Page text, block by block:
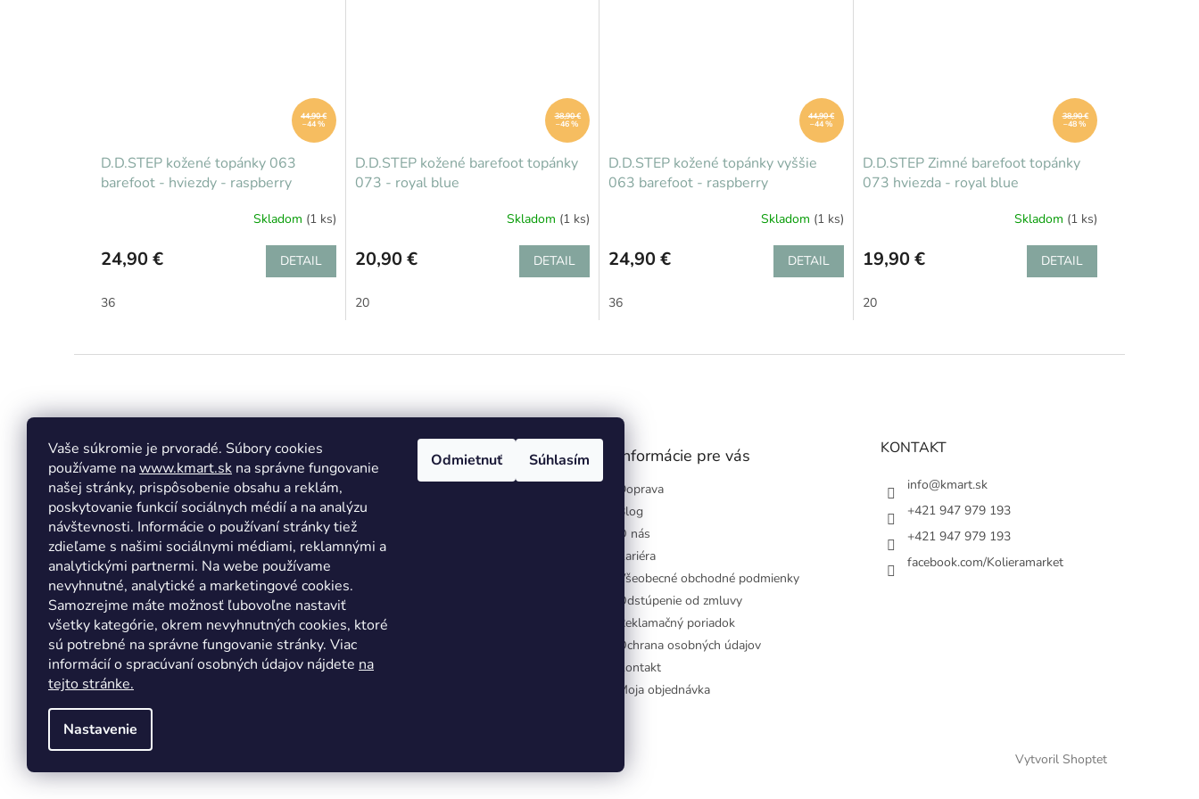
Vaše súkromie je prvoradé. Súbory cookies
používame nawww.kmart.sk na správne fungovanie
našej stránky, prispôsobenie obsahu a reklám,
poskytovanie funkcií sociálnych médií a na analýzu
návštevnosti. Informácie o používaní stránky tiež
zdieľame s našimi sociálnymi médiami, reklamnými a
analytickými partnermi. Na webe používame
nevyhnutné, analytické a marketingové cookies.
Samozrejme máte možnosť ľubovoľne nastaviť
všetky kategórie, okrem nevyhnutných cookies, ktoré
sú potrebné na správne fungovanie stránky. Viac
informácií o spracúvaní osobných údajov nájdete na
tejto stránke.
Nastavenie
Odmietnuť Súhlasím
44,90 €
–44 %
D.D.STEP kožené topánky 063
barefoot - hviezdy - raspberry
Skladom (1 ks)
24,90 € DETAIL
36
38,90 €
–46 %
D.D.STEP kožené barefoot topánky
073 - royal blue
Skladom (1 ks)
20,90 € DETAIL
20
44,90 €
–44 %
D.D.STEP kožené topánky vyššie
063 barefoot - raspberry
Skladom (1 ks)
24,90 € DETAIL
36
38,90 €
–48 %
D.D.STEP Zimné barefoot topánky
073 hviezda - royal blue
Skladom (1 ks)
19,90 € DETAIL
20
Facebook Informácie pre vás
Doprava
Blog
O nás
Kariéra
Všeobecné obchodné podmienky
Odstúpenie od zmluvy
Reklamačný poriadok
Ochrana osobných údajov
Kontakt
Moja objednávka
KONTAKT
info@kmart.sk
+421 947 979 193
+421 947 979 193
facebook.com/Kolieramarket
Vytvoril Shoptet